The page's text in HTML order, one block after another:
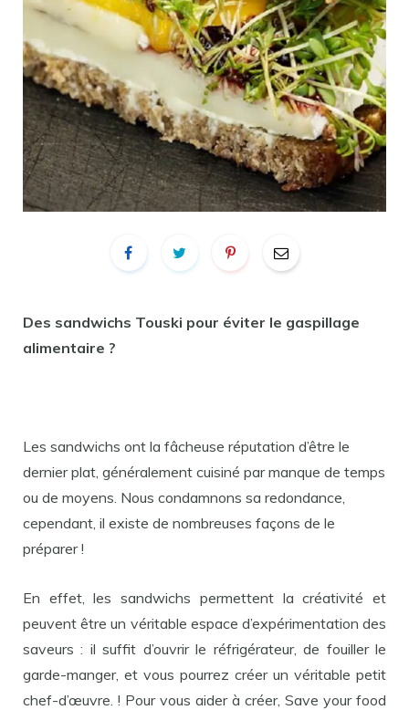
Des sandwichs Touski pour éviter le gaspillage
alimentaire ?
Les sandwichs ont la fâcheuse réputation d’être le
dernier plat, généralement cuisiné par manque de temps
ou de moyens. Nous condamnons sa redondance,
cependant, il existe de nombreuses façons de le
préparer !
En effet, les sandwichs permettent la créativité et
peuvent être un véritable espace d’expérimentation des
saveurs : il suffit d’ouvrir le réfrigérateur, de fouiller le
garde-manger, et vous pourrez créer un véritable petit
chef-d’œuvre. ! Pour vous aider à créer, Save your food